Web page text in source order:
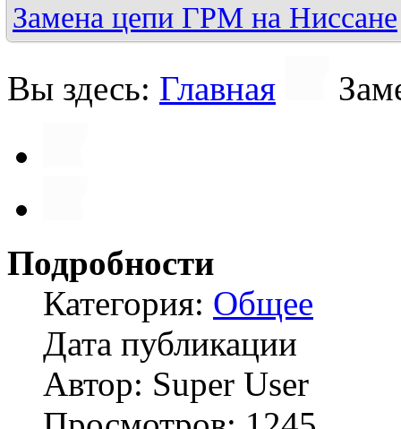
Замена цепи ГРМ на Ниссане
Вы здесь: Главная
Подробности
Категория: Общее
Дата публикации
Автор: Super User